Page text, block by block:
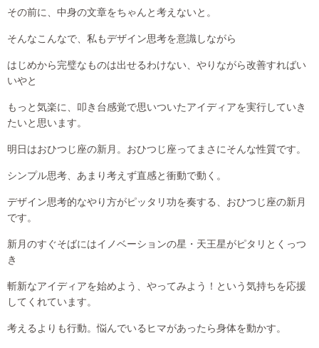
その前に、中身の文章をちゃんと考えないと。
そんなこんなで、私もデザイン思考を意識しながら
はじめから完璧なものは出せるわけない、やりながら改善すればい
いやと
もっと気楽に、叩き台感覚で思いついたアイディアを実行していき
たいと思います。
明日はおひつじ座の新月。おひつじ座ってまさにそんな性質です。
シンプル思考、あまり考えず直感と衝動で動く。
デザイン思考的なやり方がピッタリ功を奏する、おひつじ座の新月
です。
新月のすぐそばにはイノベーションの星・天王星がピタリとくっつ
き
斬新なアイディアを始めよう、やってみよう！という気持ちを応援
してくれています。
考えるよりも行動。悩んでいるヒマがあったら身体を動かす。